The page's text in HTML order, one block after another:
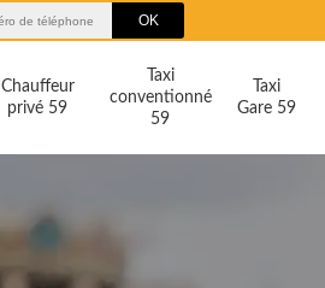
Chauffeur
privé 59
Taxi
conventionné
59
Taxi
Gare 59